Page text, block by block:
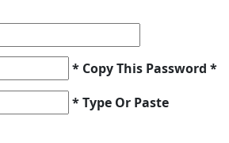
* Copy This Password *
* Type Or Paste